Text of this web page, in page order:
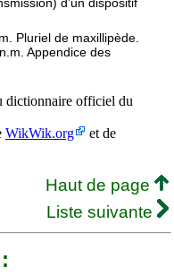
Pluriel de maxillipède.
n.m. Appendice des
dictionnaire officiel du
WikWik.org
et de
Haut de page
Liste suivante